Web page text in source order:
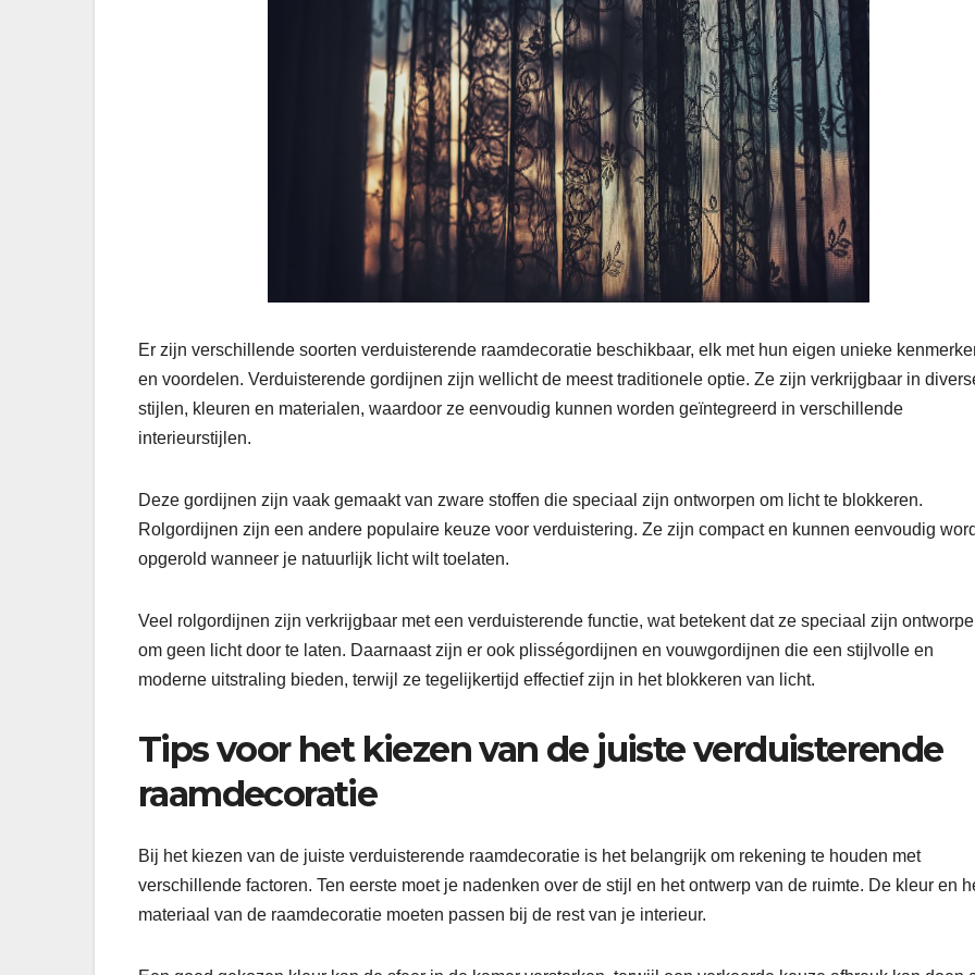
Er zijn verschillende soorten verduisterende raamdecoratie beschikbaar, elk met hun eigen unieke
en voordelen. Verduisterende gordijnen zijn wellicht de meest traditionele optie. Ze zijn verkrijgbaar in
stijlen, kleuren en materialen, waardoor ze eenvoudig kunnen worden geïntegreerd in verschillende
interieurstijlen.
Deze gordijnen zijn vaak gemaakt van zware stoffen die speciaal zijn ontworpen om licht te blokkeren.
Rolgordijnen zijn een andere populaire keuze voor verduistering. Ze zijn compact en kunnen eenvoudig
opgerold wanneer je natuurlijk licht wilt toelaten.
Veel rolgordijnen zijn verkrijgbaar met een verduisterende functie, wat betekent dat ze speciaal zijn
om geen licht door te laten. Daarnaast zijn er ook plisségordijnen en vouwgordijnen die een stijlvolle en
moderne uitstraling bieden, terwijl ze tegelijkertijd effectief zijn in het blokkeren van licht.
Tips voor het kiezen van de juiste verduisterende
raamdecoratie
Bij het kiezen van de juiste verduisterende raamdecoratie is het belangrijk om rekening te houden met
verschillende factoren. Ten eerste moet je nadenken over de stijl en het ontwerp van de ruimte. De kleur en
materiaal van de raamdecoratie moeten passen bij de rest van je interieur.